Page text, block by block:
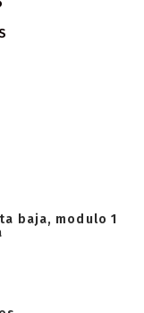
baja, modulo 1